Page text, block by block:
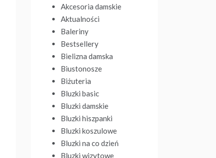
Akcesoria damskie
Aktualności
Baleriny
Bestsellery
Bielizna damska
Biustonosze
Biżuteria
Bluzki basic
Bluzki damskie
Bluzki hiszpanki
Bluzki koszulowe
Bluzki na co dzień
Bluzki wizytowe